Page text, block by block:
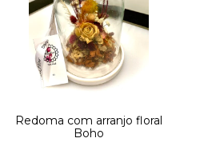
Redoma com arranjo floral
Boho